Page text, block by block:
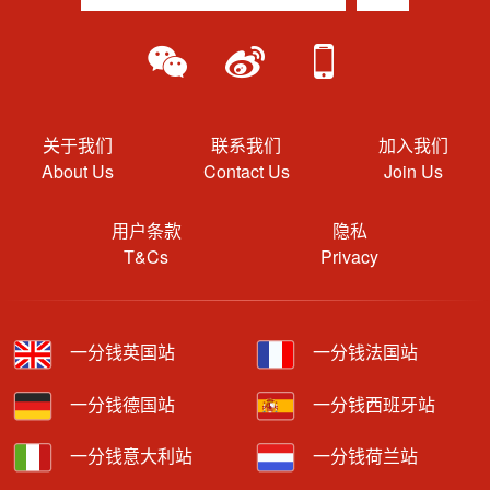
关于我们
About Us
联系我们
Contact Us
加入我们
Join Us
用户条款
T&Cs
隐私
Privacy
一分钱英国站 一分钱法国站
一分钱德国站 一分钱西班牙站
一分钱意大利站 一分钱荷兰站